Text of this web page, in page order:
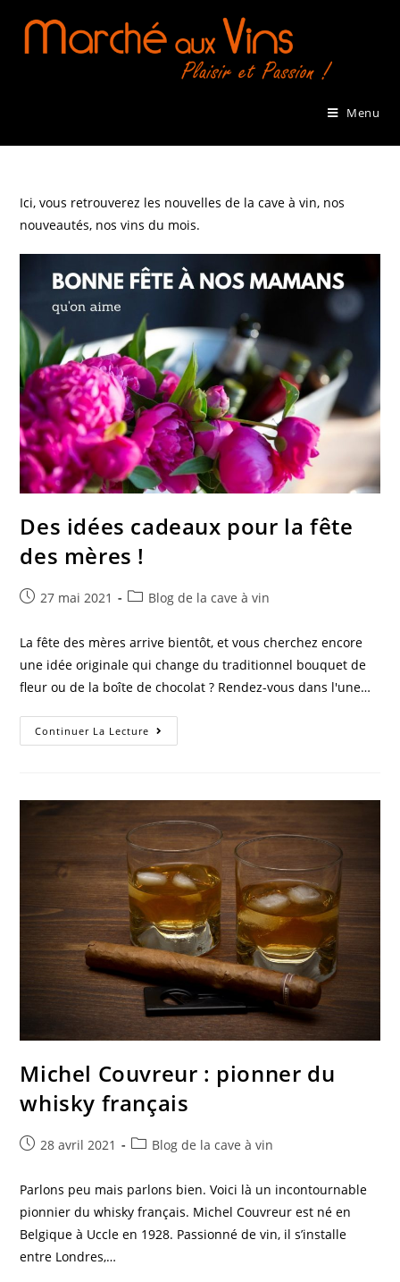
content
Menu
Ici, vous retrouverez les nouvelles de la cave à vin, nos
nouveautés, nos vins du mois.
Des idées cadeaux pour la fête
des mères !
Post27 mai 2021
PostBlog de la cave à vin
La fête des mères arrive bientôt, et vous cherchez encore
une idée originale qui change du traditionnel bouquet de
fleur ou de la boîte de chocolat ? Rendez-vous dans l'une…
Continuer La Lecture Des
Idées
Mères
!
Michel Couvreur : pionner du
whisky français
Post28 avril 2021
PostBlog de la cave à vin
Parlons peu mais parlons bien. Voici là un incontournable
pionnier du whisky français. Michel Couvreur est né en
Belgique à Uccle en 1928. Passionné de vin, il s’installe
entre Londres,…